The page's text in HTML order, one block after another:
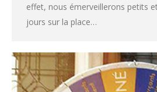
effet, nous émerveillerons petits
jours sur la place…